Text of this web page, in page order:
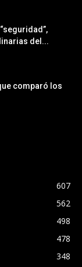
del...
comparó los
607
562
498
478
348